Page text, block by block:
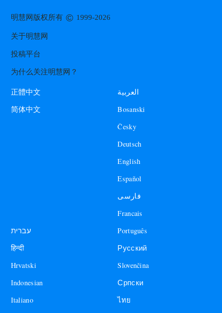
明慧网版权所有© 1999-2026
关于明慧网
投稿平台
为什么关注明慧网？
正體中文
简体中文
العربية
Bosanski
Česky
Deutsch
English
Español
فارسی
Francais
עברית
हिन्दी
Hrvatski
Indonesian
Italiano
Português
Русский
Slovenčina
Српски
ไทย